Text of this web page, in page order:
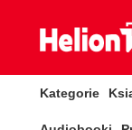
Kategorie